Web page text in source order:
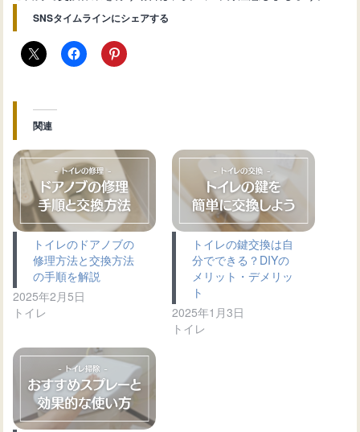
SNSタイムラインにシェアする
関連
トイレのドアノブの
修理方法と交換方法
の手順を解説
2025年2月5日
トイレ
トイレの鍵交換は自
分でできる？DIYの
メリット・デメリッ
ト
2025年1月3日
トイレ